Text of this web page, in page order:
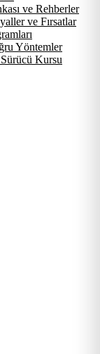
ve Rehberler
ve Fırsatlar
Yöntemler
Kursu